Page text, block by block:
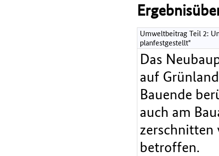
Umweltbeitrag Teil 2:
planfestgestellt"
Das
auf
Bauende
auch am
zerschnitten
betroffen.